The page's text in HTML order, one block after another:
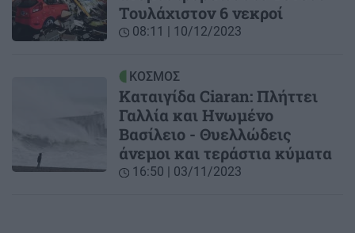
Τουλάχιστον 6 νεκροί
08:11 | 10/12/2023
ΚΟΣΜΟΣ
Καταιγίδα Ciaran: Πλήττει
Γαλλία και Ηνωμένο
Βασίλειο - Θυελλώδεις
άνεμοι και τεράστια κύματα
16:50 | 03/11/2023